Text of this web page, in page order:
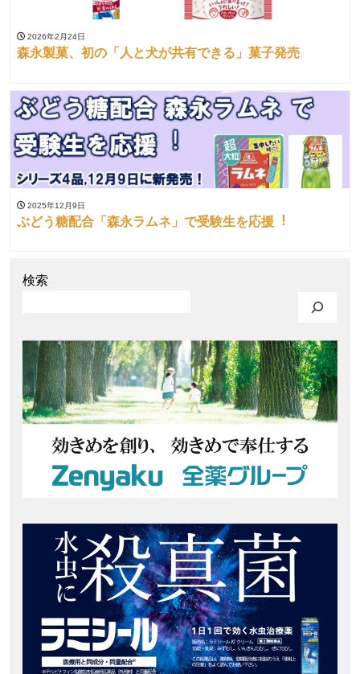
2026年2月24日
森永製菓、初の「人と犬が共有できる」菓子発売
2025年12月9日
ぶどう糖配合「森永ラムネ」で受験生を応援︕
検索